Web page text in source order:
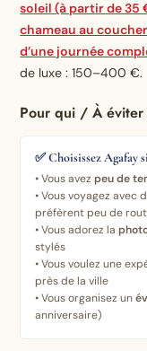
soleil (à partir de 35
chameau au
d’une journée
de luxe : 150–400 €.
Pour qui / À éviter
✅ Choisissez Agafay si
• Vous avezpeu de
• Vous voyagez avec
préfèrent peu de
• Vous adorez la
stylés
• Vous voulez une
près de la ville
• Vous organisez un
anniversaire)